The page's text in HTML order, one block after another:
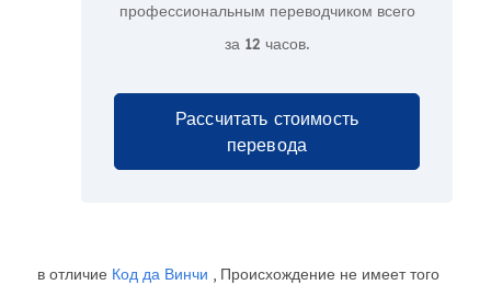
профессиональным переводчиком всего
за 12 часов.
Рассчитать стоимость
перевода
в отличие Код да Винчи , Происхождение не имеет того